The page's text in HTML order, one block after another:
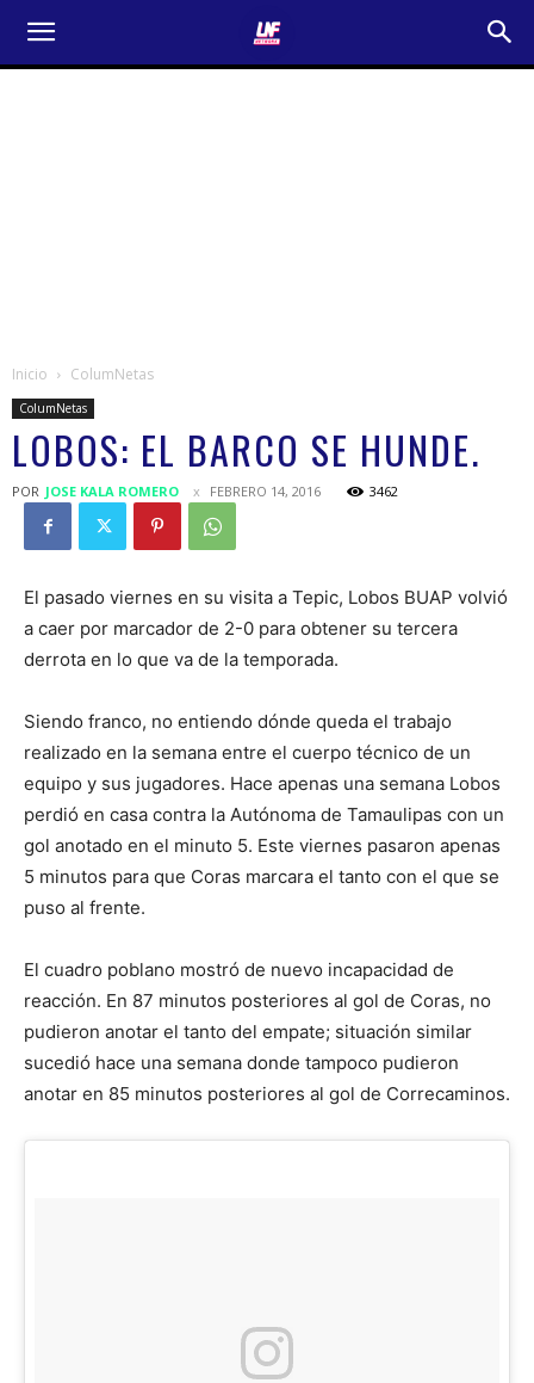
Inicio ColumNetas
ColumNetas
LOBOS: EL BARCO SE HUNDE.
POR JOSE KALA ROMERO FEBRERO 14, 2016 3462
El pasado viernes en su visita a Tepic, Lobos BUAP volvió
a caer por marcador de 2-0 para obtener su tercera
derrota en lo que va de la temporada.
Siendo franco, no entiendo dónde queda el trabajo
realizado en la semana entre el cuerpo técnico de un
equipo y sus jugadores. Hace apenas una semana Lobos
perdió en casa contra la Autónoma de Tamaulipas con un
gol anotado en el minuto 5. Este viernes pasaron apenas
5 minutos para que Coras marcara el tanto con el que se
puso al frente.
El cuadro poblano mostró de nuevo incapacidad de
reacción. En 87 minutos posteriores al gol de Coras, no
pudieron anotar el tanto del empate; situación similar
sucedió hace una semana donde tampoco pudieron
anotar en 85 minutos posteriores al gol de Correcaminos.